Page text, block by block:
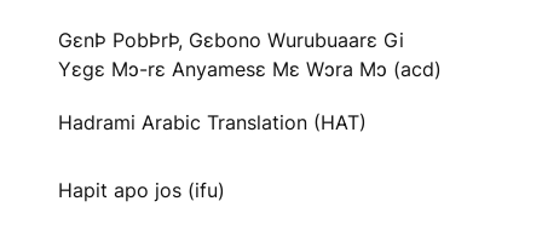
GɛnÞ PobÞrÞ, Gɛbono Wurubuaarɛ Gi
Yɛgɛ Mɔ-rɛ Anyamesɛ Mɛ Wɔra Mɔ (acd)
Hadrami Arabic Translation (HAT)
Hapit apo jos (ifu)